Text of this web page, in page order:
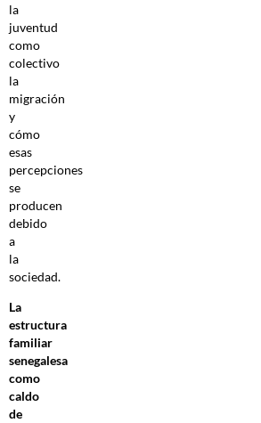
la
juventud
como
colectivo
la
migración
y
cómo
esas
percepciones
se
producen
debido
a
la
sociedad.
La
estructura
familiar
senegalesa
como
caldo
de